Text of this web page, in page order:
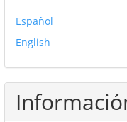
Español
English